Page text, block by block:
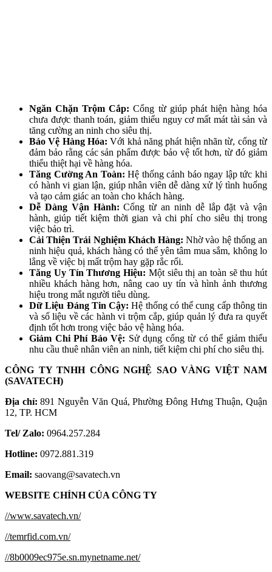
Ngăn Chặn Trộm Cắp: Cổng từ giúp phát hiện hàng hóa
chưa được thanh toán, giảm thiểu nguy cơ mất mát tài sản và
tăng cường an ninh cho siêu thị.
Bảo Vệ Hàng Hóa: Với khả năng phát hiện nhãn từ, cổng từ
đảm bảo rằng các sản phẩm được bảo vệ tốt hơn, từ đó giảm
thiểu thiệt hại về hàng hóa.
Tăng Cường An Toàn: Hệ thống cảnh báo ngay lập tức khi
có hành vi gian lận, giúp nhân viên dễ dàng xử lý tình huống
và tạo cảm giác an toàn cho khách hàng.
Dễ Dàng Vận Hành: Cổng từ an ninh dễ lắp đặt và vận
hành, giúp tiết kiệm thời gian và chi phí cho siêu thị trong
việc bảo trì.
Cải Thiện Trải Nghiệm Khách Hàng: Nhờ vào hệ thống an
ninh hiệu quả, khách hàng có thể yên tâm mua sắm, không lo
lắng về việc bị mất trộm hay gặp rắc rối.
Tăng Uy Tín Thương Hiệu: Một siêu thị an toàn sẽ thu hút
nhiều khách hàng hơn, nâng cao uy tín và hình ảnh thương
hiệu trong mắt người tiêu dùng.
Dữ Liệu Đáng Tin Cậy: Hệ thống có thể cung cấp thông tin
và số liệu về các hành vi trộm cắp, giúp quản lý đưa ra quyết
định tốt hơn trong việc bảo vệ hàng hóa.
Giảm Chi Phí Bảo Vệ: Sử dụng cổng từ có thể giảm thiểu
nhu cầu thuê nhân viên an ninh, tiết kiệm chi phí cho siêu thị.
CÔNG TY TNHH CÔNG NGHỆ SAO VÀNG VIỆT NAM
(SAVATECH)
Địa chỉ: 891 Nguyễn Văn Quá, Phường Đông Hưng Thuận, Quận
12, TP. HCM
Tel/ Zalo: 0964.257.284
Hotline: 0972.881.319
Email: saovang@savatech.vn
WEBSITE CHÍNH CỦA CÔNG TY
//www.savatech.vn/
//temrfid.com.vn/
//8b0009ec975e.sn.mynetname.net/